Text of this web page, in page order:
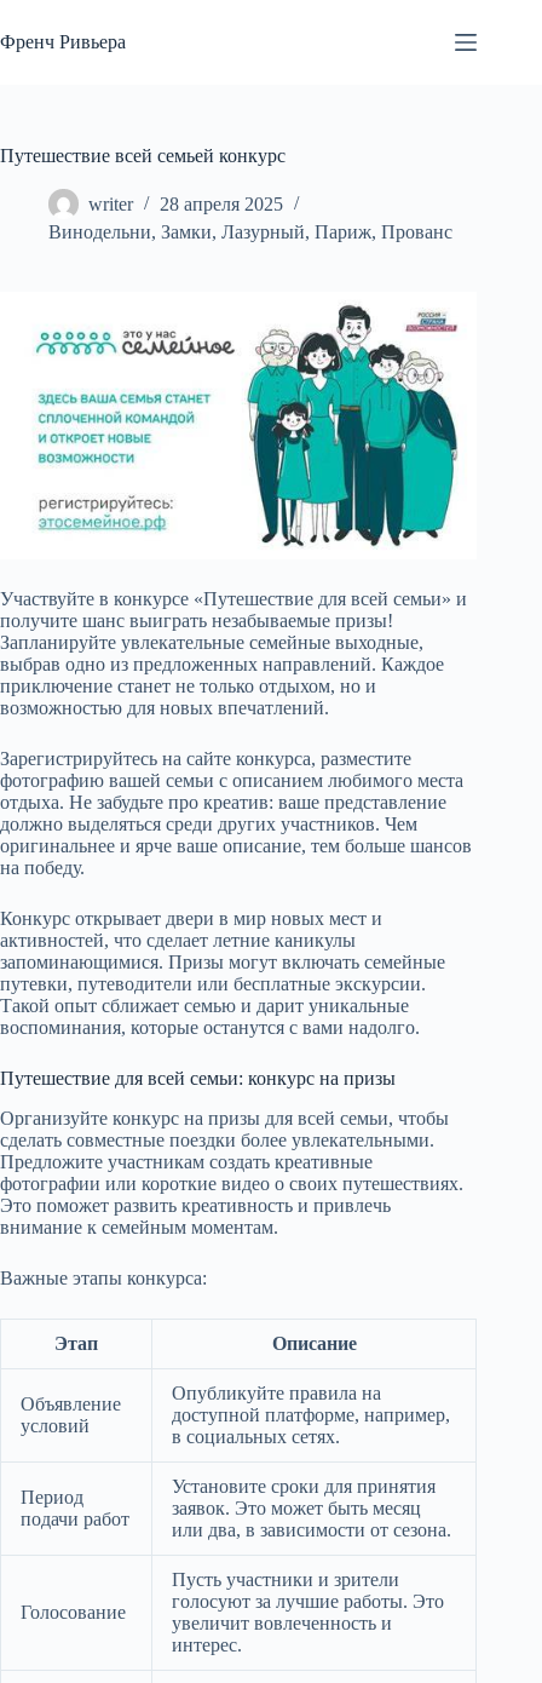
к
сути
Френч Ривьера
Путешествие всей семьей конкурс
writer
28 апреля 2025
Винодельни, Замки, Лазурный, Париж, Прованс
Участвуйте в конкурсе «Путешествие для всей семьи» и
получите шанс выиграть незабываемые призы!
Запланируйте увлекательные семейные выходные,
выбрав одно из предложенных направлений. Каждое
приключение станет не только отдыхом, но и
возможностью для новых впечатлений.
Зарегистрируйтесь на сайте конкурса, разместите
фотографию вашей семьи с описанием любимого места
отдыха. Не забудьте про креатив: ваше представление
должно выделяться среди других участников. Чем
оригинальнее и ярче ваше описание, тем больше шансов
на победу.
Конкурс открывает двери в мир новых мест и
активностей, что сделает летние каникулы
запоминающимися. Призы могут включать семейные
путевки, путеводители или бесплатные экскурсии.
Такой опыт сближает семью и дарит уникальные
воспоминания, которые останутся с вами надолго.
Путешествие для всей семьи: конкурс на призы
Организуйте конкурс на призы для всей семьи, чтобы
сделать совместные поездки более увлекательными.
Предложите участникам создать креативные
фотографии или короткие видео о своих путешествиях.
Это поможет развить креативность и привлечь
внимание к семейным моментам.
Важные этапы конкурса:
Этап Описание
Объявление
условий
Опубликуйте правила на
доступной платформе, например,
в социальных сетях.
Период
подачи работ
Установите сроки для принятия
заявок. Это может быть месяц
или два, в зависимости от сезона.
Голосование
Пусть участники и зрители
голосуют за лучшие работы. Это
увеличит вовлеченность и
интерес.